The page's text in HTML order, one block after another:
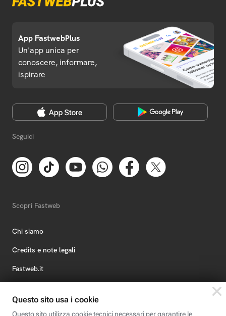
App FastwebPlus
Un'app unica per
conoscere, informare,
ispirare
Seguici
Scopri Fastweb
Chi siamo
Credits e note legali
Fastweb.it
Fastweb Digital Academy